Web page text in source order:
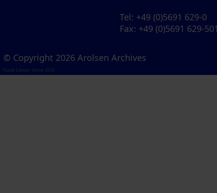
Tel: +49 (0)5691 629-0
Fax: +49 (0)5691 629-
© Copyright 2026 Arolsen Archives
Visual Library Server 2026